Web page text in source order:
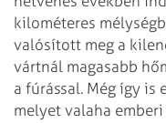
kilométeres
valósított meg a
vártnál magasabb
a fúrással. Még így is
melyet valaha